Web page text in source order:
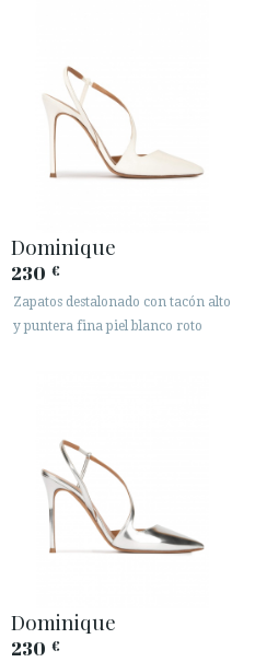
Dominique
230 €
Zapatos destalonado con tacón alto
y puntera fina piel blanco roto
Dominique
230 €